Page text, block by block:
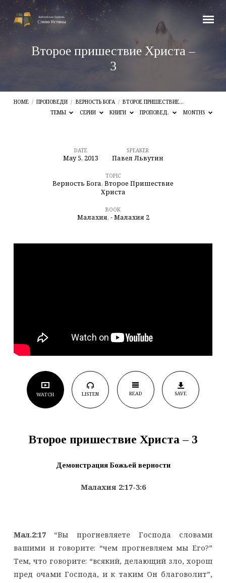
Второе пришествие Христа –
3
HOME / ПРОПОВЕДИ / ВЕРНОСТЬ БОГА / ВТОРОЕ ПРИШЕСТВИЕ…
ТЕМЫ
СЕРИИ КНИГИ ПРОПОВЕД. MONTHS
пришествие
DATE
May 5, 2013
SPEAKER
Павел Львутин
TOPIC
Верность Бога, Второе Пришествие
Христа
BOOK
Малахия, - Малахия 2
WATCH LISTEN READ SAVE
Второе пришествие Христа – 3
Демонстрация Божьей верности
Малахия 2:17-3:6
Мал.2:17“Вы прогневляете Господа словами
вашими и говорите: “чем прогневляем мы Его?”
Тем, что говорите: “всякий, делающий зло, хорош
пред очами Господа, и к таким Он благоволит”,